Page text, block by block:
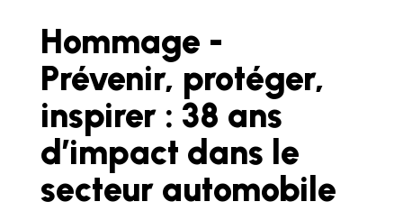
Hommage -
Prévenir, protéger,
inspirer : 38 ans
d’impact dans le
secteur automobile